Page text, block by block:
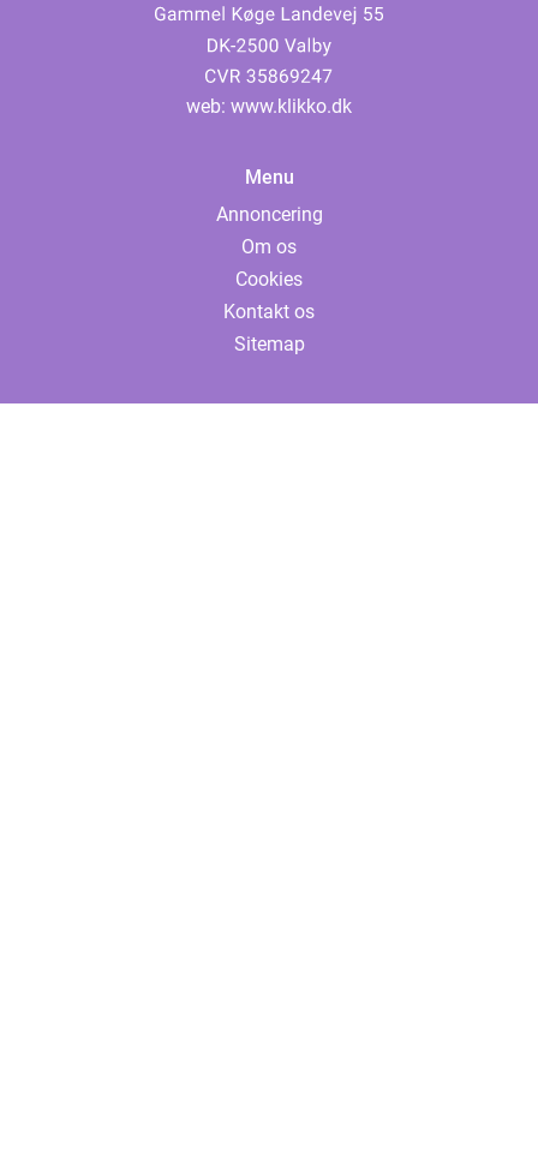
web: www.klikko.dk
Menu
Annoncering
Om os
Cookies
Kontakt os
Sitemap